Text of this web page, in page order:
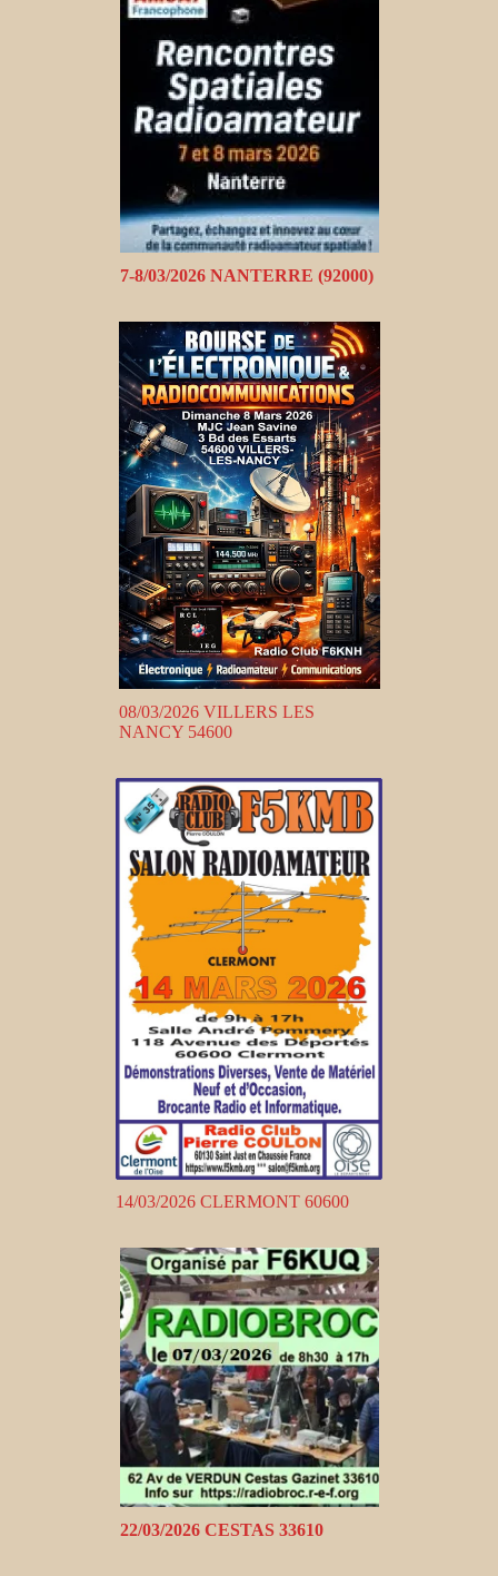
7-8/03/2026 NANTERRE (92000)
08/03/2026 VILLERS LES
NANCY 54600
14/03/2026 CLERMONT 60600
22/03/2026 CESTAS 33610